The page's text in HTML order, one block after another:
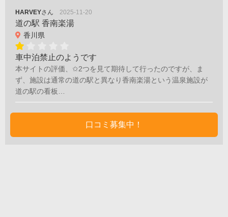
HARVEYさん 2025-11-20
道の駅 香南楽湯
香川県
車中泊禁止のようです
本サイトの評価、✩2つを見て期待して行ったのですが、ま
ず、施設は通常の道の駅と異なり香南楽湯という温泉施設が
道の駅の看板…
口コミ募集中！